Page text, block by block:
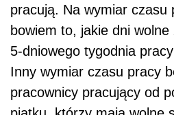
pracują. Na wymiar czasu
bowiem to, jakie dni wolne
5-dniowego tygodnia
Inny wymiar czasu pracy
pracownicy pracujący od